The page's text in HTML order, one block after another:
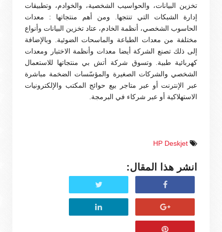
تخزين البيانات، والحواسيب الشخصية، والخوادم، وتطبيقات
إدارة الشبكات التي تنتجها. ومن أهم منتجاتها : معدات
الحاسوب الشخصي، أنظمة الخادم، عتاد تخزين البيانات وأنواع
مختلفة من معدات الطباعة والماسحات الضوئية. وبالإضافة
إلى ذلك تصنع الشركة أيضا معدات وأنظمة الاختبار ومعدات
كهربائية طبية. وتسوق شركة أتش بي منتجاتها للاستعمال
الشخصي والشركات الصغيرة والمؤسّسات الضخمة مباشرة
عبر الإنترنت أو عبر متاجر بيع حوائج المكتب والإلكترونيات
الاستهلاكية أو عبر شركاء في البرمجة.
HP Deskjet
انشر هذا المقال: